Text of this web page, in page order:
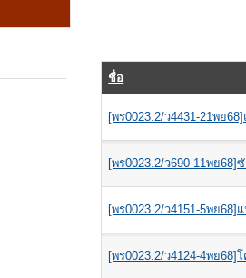
ชื่อ
[พร0023.2/ว4431-21พย
[พร0023.2/ว690-11พย
[พร0023.2/ว4151-5พย
[พร0023.2/ว4124-4พย